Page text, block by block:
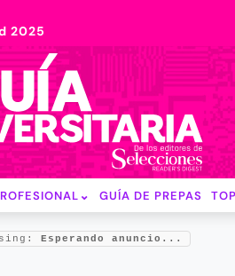
2025
GUÍA DE PREPAS
Esperando anuncio...